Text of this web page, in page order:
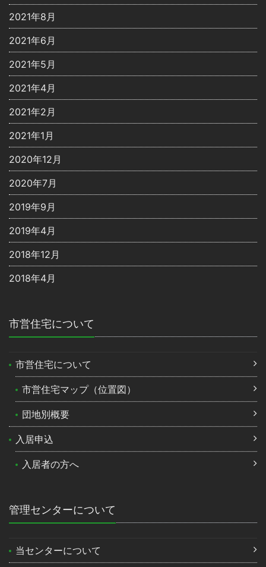
2021年8月
2021年6月
2021年5月
2021年4月
2021年2月
2021年1月
2020年12月
2020年7月
2019年9月
2019年4月
2018年12月
2018年4月
市営住宅について
市営住宅について
市営住宅マップ（位置図）
団地別概要
入居申込
入居者の方へ
管理センターについて
当センターについて